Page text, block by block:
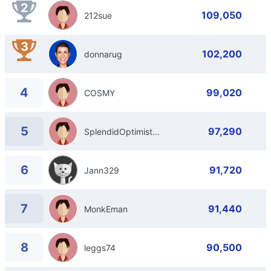
2 212sue 109,050
3 donnarug 102,200
4 COSMY 99,020
5 SplendidOptimist492 97,290
6 Jann329 91,720
7 MonkEman 91,440
8 leggs74 90,500